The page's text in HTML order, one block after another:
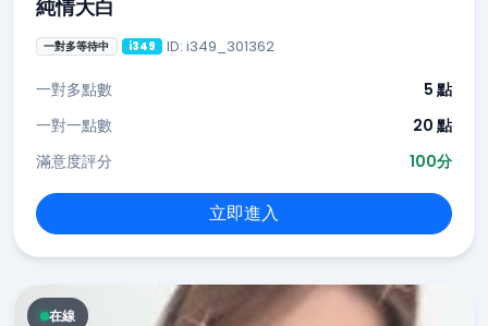
純情大白
一對多等待中 i349 ID: i349_301362
一對多點數
5 點
一對一點數
20 點
滿意度評分
100分
立即進入
在線